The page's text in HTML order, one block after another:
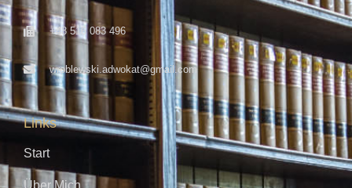
+48 516 083 496
wroblewski.adwokat@gmail.com
Links
Start